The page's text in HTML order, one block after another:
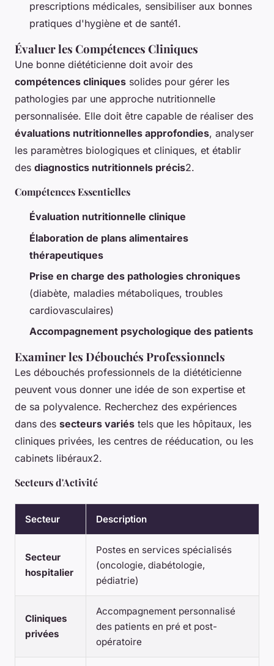
prescriptions médicales, sensibiliser aux bonnes
pratiques d'hygiène et de santé1.
Évaluer les Compétences Cliniques
Une bonne diététicienne doit avoir des
compétences cliniques solides pour gérer les
pathologies par une approche nutritionnelle
personnalisée. Elle doit être capable de réaliser des
évaluations nutritionnelles approfondies, analyser
les paramètres biologiques et cliniques, et établir
des diagnostics nutritionnels précis2.
Compétences Essentielles
Évaluation nutritionnelle clinique
Élaboration de plans alimentaires
thérapeutiques
Prise en charge des pathologies chroniques
(diabète, maladies métaboliques, troubles
cardiovasculaires)
Accompagnement psychologique des patients
Examiner les Débouchés Professionnels
Les débouchés professionnels de la diététicienne
peuvent vous donner une idée de son expertise et
de sa polyvalence. Recherchez des expériences
dans des secteurs variés tels que les hôpitaux, les
cliniques privées, les centres de rééducation, ou les
cabinets libéraux2.
Secteurs d'Activité
Secteur Description
Secteur
hospitalier
Postes en services spécialisés
(oncologie, diabétologie,
pédiatrie)
Cliniques
privées
Accompagnement personnalisé
des patients en pré et post-
opératoire